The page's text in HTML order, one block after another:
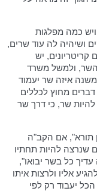
כמה מפלגות
ושיהיה לה עוד שרים,
יש
השר, ולמשל משרד
משנה איזה שר יעמוד
מחוץ לכללים
להיות שר, כי דרך שר
תורא", אם הקב"ה
שנרצה להיות תחתיו
כל בשר יבואו",
אליו ולרצות איתו
יעבוד רק לפי